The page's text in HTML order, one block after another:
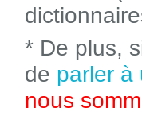
* De plus,
de parler à
nous